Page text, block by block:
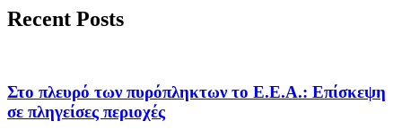
Recent Posts
Στο πλευρό των πυρόπληκτων το Ε.Ε.Α.: Επίσκεψη
σε πληγείσες περιοχές